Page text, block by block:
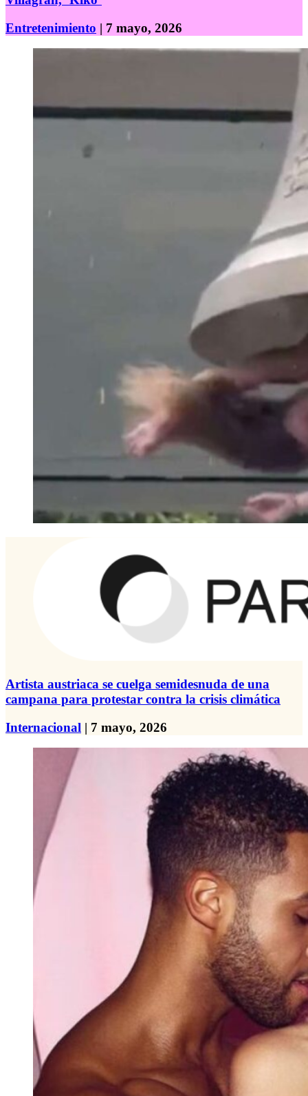
Entretenimiento | 7 mayo, 2026
Artista austriaca se cuelga semidesnuda de una
campana para protestar contra la crisis climática
Internacional | 7 mayo, 2026